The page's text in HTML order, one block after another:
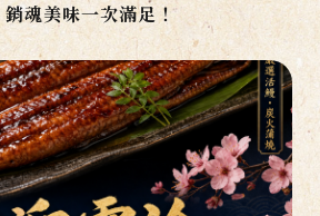
銷魂美味一次滿足！